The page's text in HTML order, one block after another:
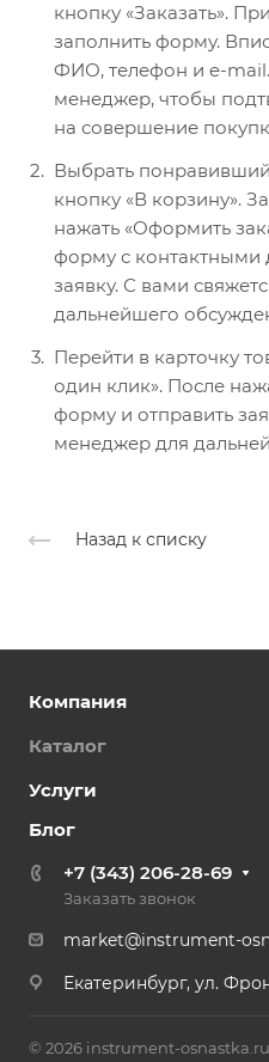
кнопку «Заказать».
заполнить форму.
ФИО, телефон и e-
менеджер, чтобы
на совершение
Выбрать
кнопку «В корзину».
нажать «Оформить
форму с контактными
заявку. С вами
дальнейшего
Перейти в карточку
один клик». После
форму и отправить
менеджер для
Назад к списку
Компания
Каталог
Услуги
Блог
+7 (343) 206-28-69
Заказать звонок
market@instrument-
Екатеринбург, ул.
© 2026 instrument-osnastka.ru